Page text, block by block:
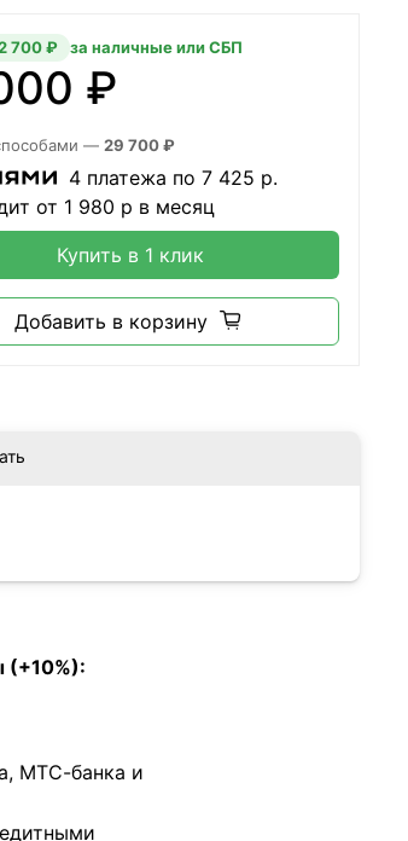
₽
700 ₽ за наличные или СБП
— 29 700 ₽
4 платежа по 7 425 р.
от 1 980 р в месяц
Купить в 1 клик
Добавить в корзину
(+10%):
МТС-банка и